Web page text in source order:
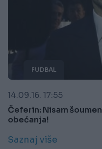
FUDBAL
14.09.16. 17:55
Čeferin: Nisam
obećanja!
Saznaj više